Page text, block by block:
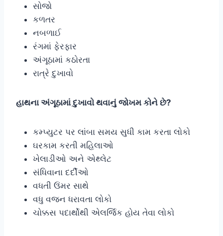
સોજો
કળતર
નબળાઈ
રંગમાં ફેરફાર
અંગૂઠામાં કઠોરતા
રાત્રે દુખાવો
હાથના અંગૂઠામાં દુખાવો થવાનું જોખમ કોને છે?
કમ્પ્યુટર પર લાંબા સમય સુધી કામ કરતા લોકો
ઘરકામ કરતી મહિલાઓ
ખેલાડીઓ અને એથ્લેટ
સંધિવાના દર્દીઓ
વધતી ઉંમર સાથે
વધુ વજન ધરાવતા લોકો
ચોક્કસ પદાર્થોથી એલર્જિક હોય તેવા લોકો